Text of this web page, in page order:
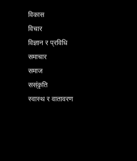
विकास
विचार
विज्ञान र प्रविधि
समाचार
समाज
सस्ंकृति
स्वास्थ र वातावरण